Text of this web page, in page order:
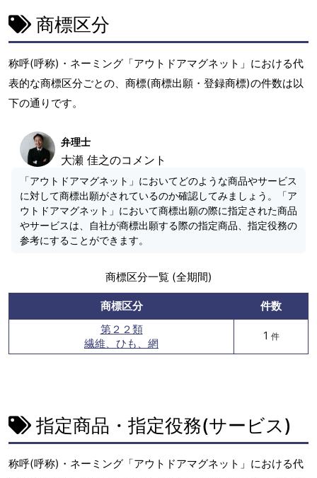
商標区分
称呼(呼称)・ネーミング「アウトドアマグネット」における代
表的な商標区分ごとの、商標(商標出願・登録商標)の件数は以
下の通りです。
弁理士
大瀬 佳之のコメント
「アウトドアマグネット」においてどのような商品やサービス
に対して商標出願がされているのか確認してみましょう。「ア
ウトドアマグネット」において商標出願の際に指定された商品
やサービスは、自社が商標出願する際の指定商品、指定役務の
参考にすることができます。
商標区分一覧 (全期間)
商標区分
件数
第２２類
繊維、ひも、網
1 件
指定商品・指定役務(サービス)
称呼(呼称)・ネーミング「アウトドアマグネット」における代